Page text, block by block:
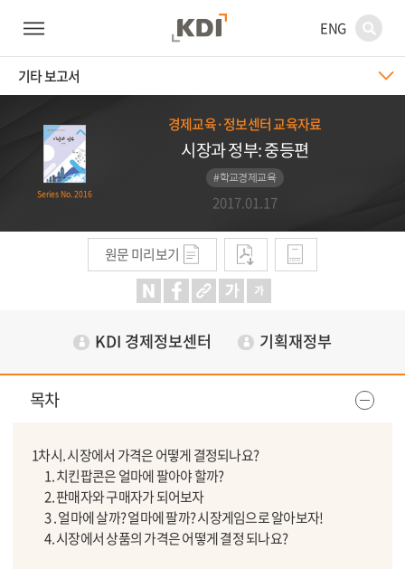
ENG
기타 보고서
Series No. 2016
경제교육·정보센터 교육자료
시장과 정부: 중등편
#학교경제교육
2017.01.17
원문 미리보기
KDI 경제정보센터 기획재정부
목차
1차시. 시장에서 가격은 어떻게 결정되나요?
1. 치킨팝콘은 얼마에 팔아야 할까?
2. 판매자와 구매자가 되어보자
3 . 얼마에 살까? 얼마에 팔까? 시장게임으로 알아보자!
4. 시장에서 상품의 가격은 어떻게 결정 되나요?